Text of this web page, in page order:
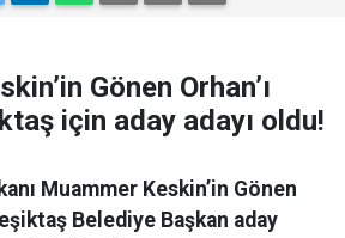
Gönen Orhan’ı
için aday adayı oldu!
Muammer Keskin’in Gönen
Belediye Başkan aday